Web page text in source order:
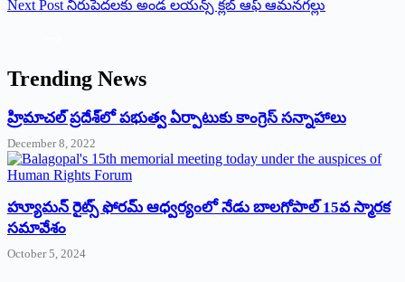
Next Post నిరుపేదలకు అండ లయన్స్ క్లబ్ ఆఫ్ ఆమనగల్లు
Trending News
‌హ్రిమాచల్‌ ‌ప్రదేశ్‌లో పభుత్వ ఏర్పాటుకు కాంగ్రెస్‌ ‌సన్నాహాలు
December 8, 2022
హ్యూమన్‌ రైట్స్‌ ఫోరమ్‌ ఆధ్వర్యంలో నేడు బాలగోపాల్‌ 15వ స్మారక
సమావేశం
October 5, 2024